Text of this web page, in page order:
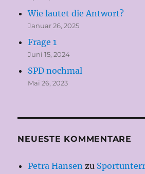
Wie lautet die Antwort?
Januar 26, 2025
Frage 1
Juni 15, 2024
SPD nochmal
Mai 26, 2023
NEUESTE KOMMENTARE
Petra Hansen zu